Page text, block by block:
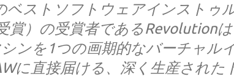
ベストソフトウェアインストゥ
賞）の受賞者であるRevolution
ンを1つの画期的なバーチャル
に直接届ける、深く生産された